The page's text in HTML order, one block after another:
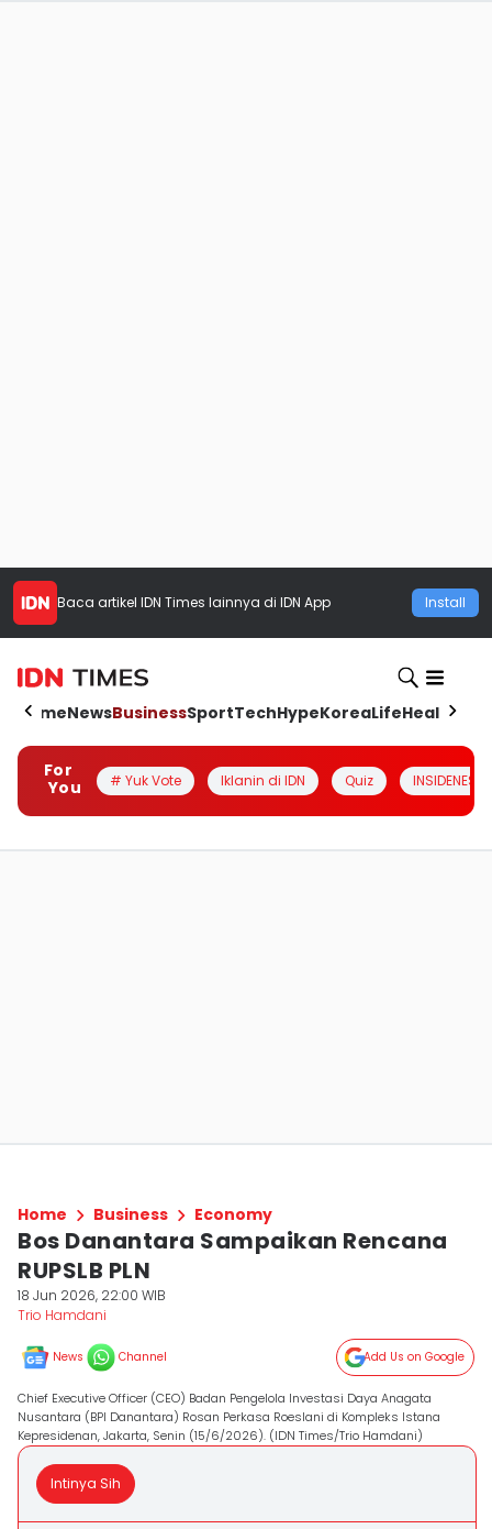
Baca artikel IDN Times lainnya di IDN App Install
HomeNewsBusinessSportTechHypeKoreaLifeHealth
For
You
# Yuk Vote Iklanin di IDN Quiz INSIDENESIA
Home Business Economy
Bos Danantara Sampaikan Rencana
RUPSLB PLN
18 Jun 2026, 22:00 WIB
Trio Hamdani
News Channel Add Us on Google
Chief Executive Officer (CEO) Badan Pengelola Investasi Daya Anagata
Nusantara (BPI Danantara) Rosan Perkasa Roeslani di Kompleks Istana
Kepresidenan, Jakarta, Senin (15/6/2026). (IDN Times/Trio Hamdani)
Intinya Sih